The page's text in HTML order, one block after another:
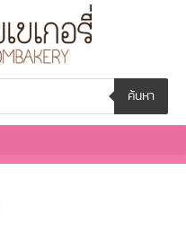
ค้นหา